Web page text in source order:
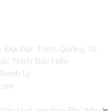
Đại Đức Thích Quảng Tú
Thích Đức Hiển
Ly